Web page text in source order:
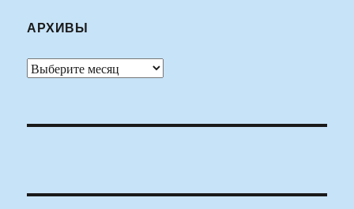
АРХИВЫ
Архивы